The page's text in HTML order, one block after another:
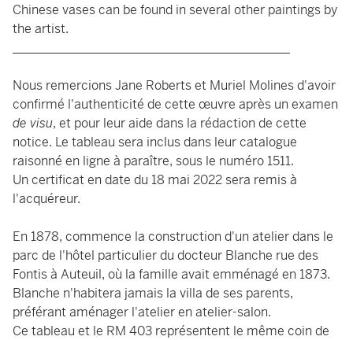
Chinese vases can be found in several other paintings by
the artist.
Nous remercions Jane Roberts et Muriel Molines d'avoir
confirmé l'authenticité de cette œuvre après un examen
de visu, et pour leur aide dans la rédaction de cette
notice. Le tableau sera inclus dans leur catalogue
raisonné en ligne à paraître, sous le numéro 1511.
Un certificat en date du 18 mai 2022 sera remis à
l'acquéreur.
En 1878, commence la construction d'un atelier dans le
parc de l'hôtel particulier du docteur Blanche rue des
Fontis à Auteuil, où la famille avait emménagé en 1873.
Blanche n'habitera jamais la villa de ses parents,
préférant aménager l'atelier en atelier-salon.
Ce tableau et le RM 403 représentent le même coin de